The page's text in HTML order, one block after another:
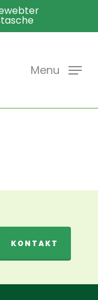
Menu
KONTAKT